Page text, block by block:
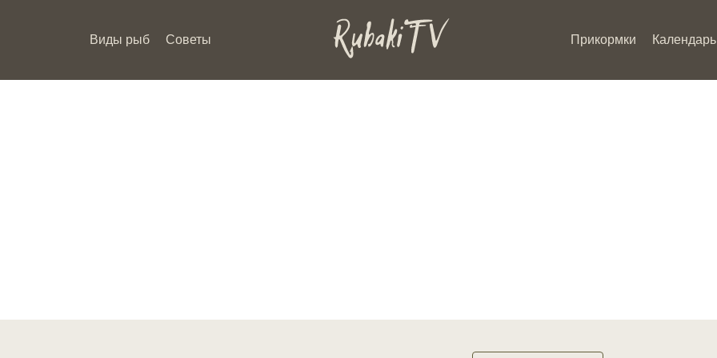
Виды рыб Советы Прикормки Календарь